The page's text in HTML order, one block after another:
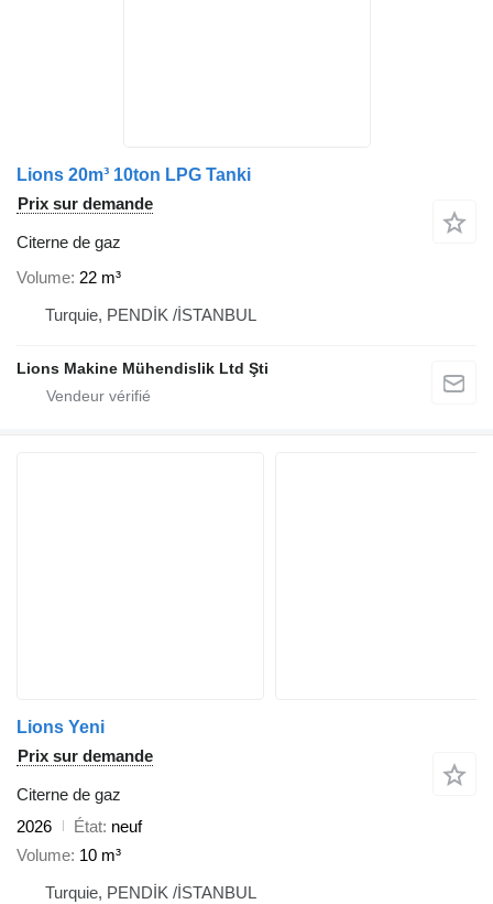
Lions 20m³ 10ton LPG Tanki
Prix sur demande
Citerne de gaz
Volume 22 m³
Turquie, PENDİK /İSTANBUL
Lions Makine Mühendislik Ltd Şti
Lions Yeni
Prix sur demande
Citerne de gaz
2026
État neuf
Volume 10 m³
Turquie, PENDİK /İSTANBUL